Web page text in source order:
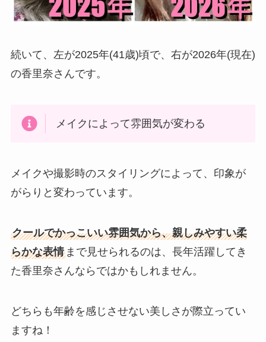
続いて、左が2025年(41歳)頃で、右が2026年(現在)
の香里奈さんです。
メイクによって雰囲気が変わる
メイクや撮影時のスタイリングによって、印象が
がらりと変わっています。
クールでかっこいい雰囲気から、親しみやすい柔
らかな表情まで見せられるのは、長年活躍してき
た香里奈さんならではかもしれません。
どちらも年齢を感じさせない美しさが際立ってい
ますね！